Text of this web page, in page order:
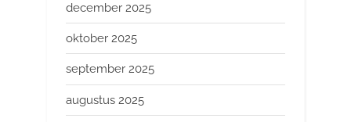
december 2025
oktober 2025
september 2025
augustus 2025